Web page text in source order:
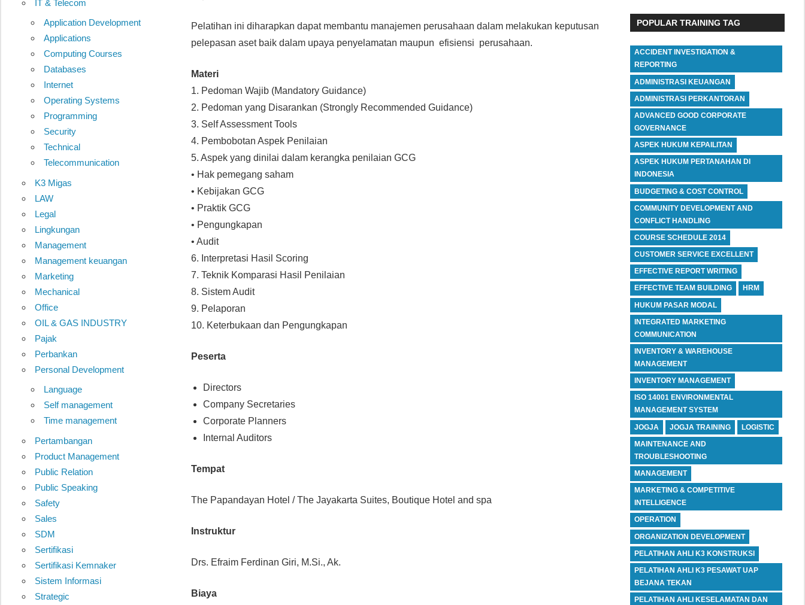
Pelatihan ini diharapkan dapat membantu manajemen perusahaan dalam melakukan keputusan
pelepasan aset baik dalam upaya penyelamatan maupun efisiensi perusahaan.
Materi
1. Pedoman Wajib (Mandatory Guidance)
2. Pedoman yang Disarankan (Strongly Recommended Guidance)
3. Self Assessment Tools
4. Pembobotan Aspek Penilaian
5. Aspek yang dinilai dalam kerangka penilaian GCG
• Hak pemegang saham
• Kebijakan GCG
• Praktik GCG
• Pengungkapan
• Audit
6. Interpretasi Hasil Scoring
7. Teknik Komparasi Hasil Penilaian
8. Sistem Audit
9. Pelaporan
10. Keterbukaan dan Pengungkapan
Peserta
Directors
Company Secretaries
Corporate Planners
Internal Auditors
Tempat
The Papandayan Hotel / The Jayakarta Suites, Boutique Hotel and spa
Instruktur
Drs. Efraim Ferdinan Giri, M.Si., Ak.
Biaya
IT & Telecom
Application Development
Applications
Computing Courses
Databases
Internet
Operating Systems
Programming
Security
Technical
Telecommunication
K3 Migas
LAW
Legal
Lingkungan
Management
Management keuangan
Marketing
Mechanical
Office
OIL & GAS INDUSTRY
Pajak
Perbankan
Personal Development
Language
Self management
Time management
Pertambangan
Product Management
Public Relation
Public Speaking
Safety
Sales
SDM
Sertifikasi
Sertifikasi Kemnaker
Sistem Informasi
Strategic
POPULAR TRAINING TAG
ACCIDENT INVESTIGATION &
REPORTING
ADMINISTRASI KEUANGAN
ADMINISTRASI PERKANTORAN
ADVANCED GOOD CORPORATE
GOVERNANCE
ASPEK HUKUM KEPAILITAN
ASPEK HUKUM PERTANAHAN DI
INDONESIA
BUDGETING & COST CONTROL
COMMUNITY DEVELOPMENT AND
CONFLICT HANDLING
COURSE SCHEDULE 2014
CUSTOMER SERVICE EXCELLENT
EFFECTIVE REPORT WRITING
EFFECTIVE TEAM BUILDING HRM
HUKUM PASAR MODAL
INTEGRATED MARKETING
COMMUNICATION
INVENTORY & WAREHOUSE
MANAGEMENT
INVENTORY MANAGEMENT
ISO 14001 ENVIRONMENTAL
MANAGEMENT SYSTEM
JOGJA JOGJA TRAINING LOGISTIC
MAINTENANCE AND
TROUBLESHOOTING
MANAGEMENT
MARKETING & COMPETITIVE
INTELLIGENCE
OPERATION
ORGANIZATION DEVELOPMENT
PELATIHAN AHLI K3 KONSTRUKSI
PELATIHAN AHLI K3 PESAWAT UAP
BEJANA TEKAN
PELATIHAN AHLI KESELAMATAN DAN